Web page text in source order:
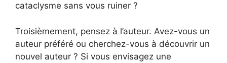
cataclysme sans vous ruiner ?
Troisièmement, pensez à l’auteur. Avez-vous un
auteur préféré ou cherchez-vous à découvrir un
nouvel auteur ? Si vous envisagez une